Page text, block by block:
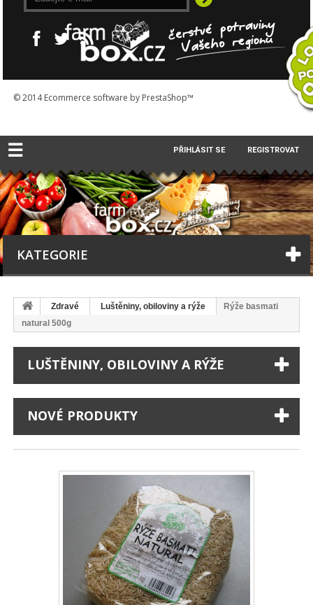
© 2014Ecommerce software by PrestaShop™
☰ PŘIHLÁSIT SE REGISTROVAT
KATEGORIE
Zdravé Luštěniny, obiloviny a rýže
Rýže basmati
natural 500g
LUŠTĚNINY, OBILOVINY A RÝŽE
NOVÉ PRODUKTY